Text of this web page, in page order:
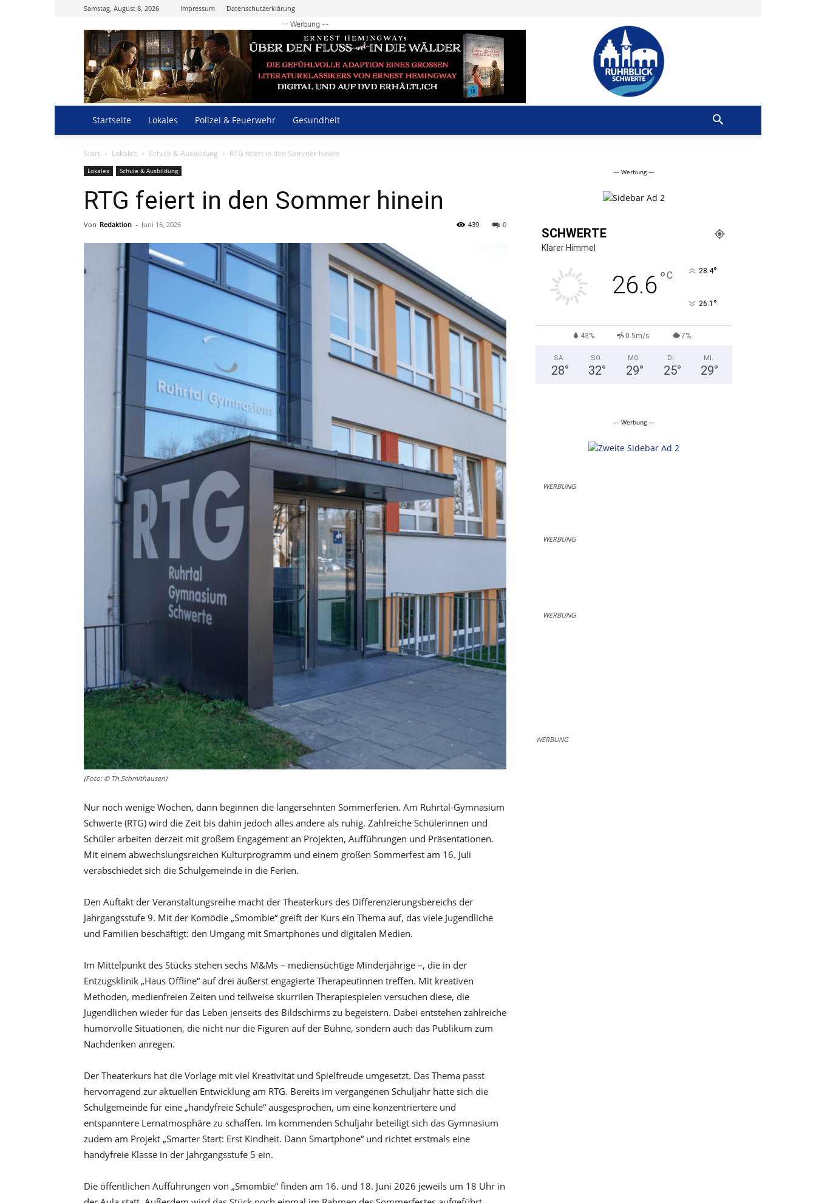
Samstag, August 8, 2026 Impressum Datenschutzerklärung
Ruhrblick
Schwerte
-- Werbung --
Startseite Lokales Polizei & Feuerwehr Gesundheit
Start Lokales Schule & Ausbildung RTG feiert in den Sommer hinein
Lokales Schule & Ausbildung
RTG feiert in den Sommer hinein
Von Redaktion - Juni 16, 2026 0
439
(Foto: © Th.Schmithausen)
Nur noch wenige Wochen, dann beginnen die langersehnten Sommerferien. Am Ruhrtal-Gymnasium
Schwerte (RTG) wird die Zeit bis dahin jedoch alles andere als ruhig. Zahlreiche Schülerinnen und
Schüler arbeiten derzeit mit großem Engagement an Projekten, Aufführungen und Präsentationen.
Mit einem abwechslungsreichen Kulturprogramm und einem großen Sommerfest am 16. Juli
verabschiedet sich die Schulgemeinde in die Ferien.
Den Auftakt der Veranstaltungsreihe macht der Theaterkurs des Differenzierungsbereichs der
Jahrgangsstufe 9. Mit der Komödie „Smombie“ greift der Kurs ein Thema auf, das viele Jugendliche
und Familien beschäftigt: den Umgang mit Smartphones und digitalen Medien.
Im Mittelpunkt des Stücks stehen sechs M&Ms – mediensüchtige Minderjährige –, die in der
Entzugsklinik „Haus Offline“ auf drei äußerst engagierte Therapeutinnen treffen. Mit kreativen
Methoden, medienfreien Zeiten und teilweise skurrilen Therapiespielen versuchen diese, die
Jugendlichen wieder für das Leben jenseits des Bildschirms zu begeistern. Dabei entstehen zahlreiche
humorvolle Situationen, die nicht nur die Figuren auf der Bühne, sondern auch das Publikum zum
Nachdenken anregen.
Der Theaterkurs hat die Vorlage mit viel Kreativität und Spielfreude umgesetzt. Das Thema passt
hervorragend zur aktuellen Entwicklung am RTG. Bereits im vergangenen Schuljahr hatte sich die
Schulgemeinde für eine „handyfreie Schule“ ausgesprochen, um eine konzentriertere und
entspanntere Lernatmosphäre zu schaffen. Im kommenden Schuljahr beteiligt sich das Gymnasium
zudem am Projekt „Smarter Start: Erst Kindheit. Dann Smartphone“ und richtet erstmals eine
handyfreie Klasse in der Jahrgangsstufe 5 ein.
Die öffentlichen Aufführungen von „Smombie“ finden am 16. und 18. Juni 2026 jeweils um 18 Uhr in
— Werbung —
SCHWERTE
Klarer Himmel
26.6°C 28.4°
26.1 °
43% 0.5m/s 7%
SA.
28°
SO.
32°
MO.
29°
DI.
25°
MI.
29°
— Werbung —
WERBUNG
WERBUNG
WERBUNG
WERBUNG